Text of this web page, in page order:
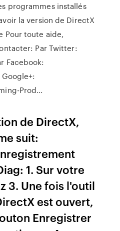
programmes installés
la version de DirectX
Pour toute aide,
Par Twitter:
Facebook:
Prod...
de DirectX,
suit:
1. Sur votre
3. Une fois l'outil
est ouvert,
Enregistrer